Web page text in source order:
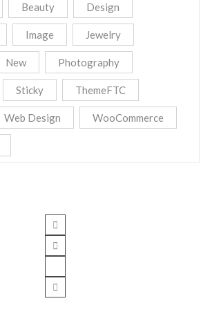
Beauty Design
Image Jewelry
New Photography
Sticky ThemeFTC
Web Design WooCommerce